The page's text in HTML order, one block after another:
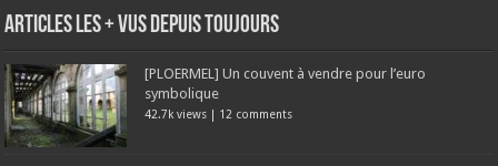
Articles les + vus depuis toujours
[PLOERMEL] Un couvent à vendre pour l’euro
symbolique
42.7k views | 12 comments